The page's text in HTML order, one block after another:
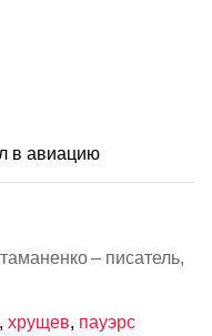
в авиацию
– писатель,
, хрущев, пауэрс